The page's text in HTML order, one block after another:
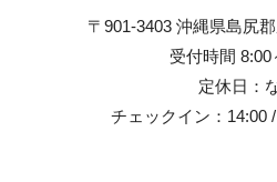
〒901-3403 沖縄県島尻
受付時間 8:00
定休日：
チェックイン：14:00